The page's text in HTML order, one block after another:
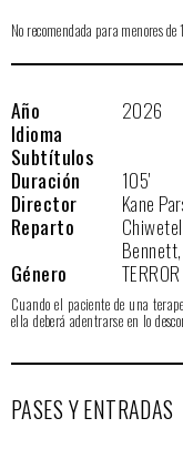
No recomendada para menores de
Año
2026
Idioma
Subtítulos
Duración
105'
Director
Kane
Reparto
Género
TERROR
Cuando el paciente de una
ella deberá adentrarse en lo
PASES Y ENTRADAS